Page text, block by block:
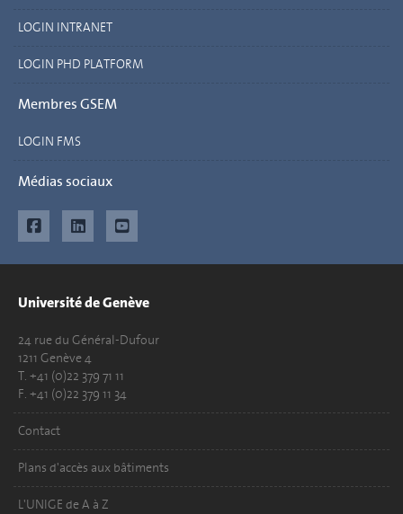
LOGIN INTRANET
LOGIN PHD PLATFORM
Membres GSEM
LOGIN FMS
Médias sociaux
Université de Genève
24 rue du Général-Dufour
1211 Genève 4
T. +41 (0)22 379 71 11
F. +41 (0)22 379 11 34
Contact
Plans d'accès aux bâtiments
L'UNIGE de A à Z